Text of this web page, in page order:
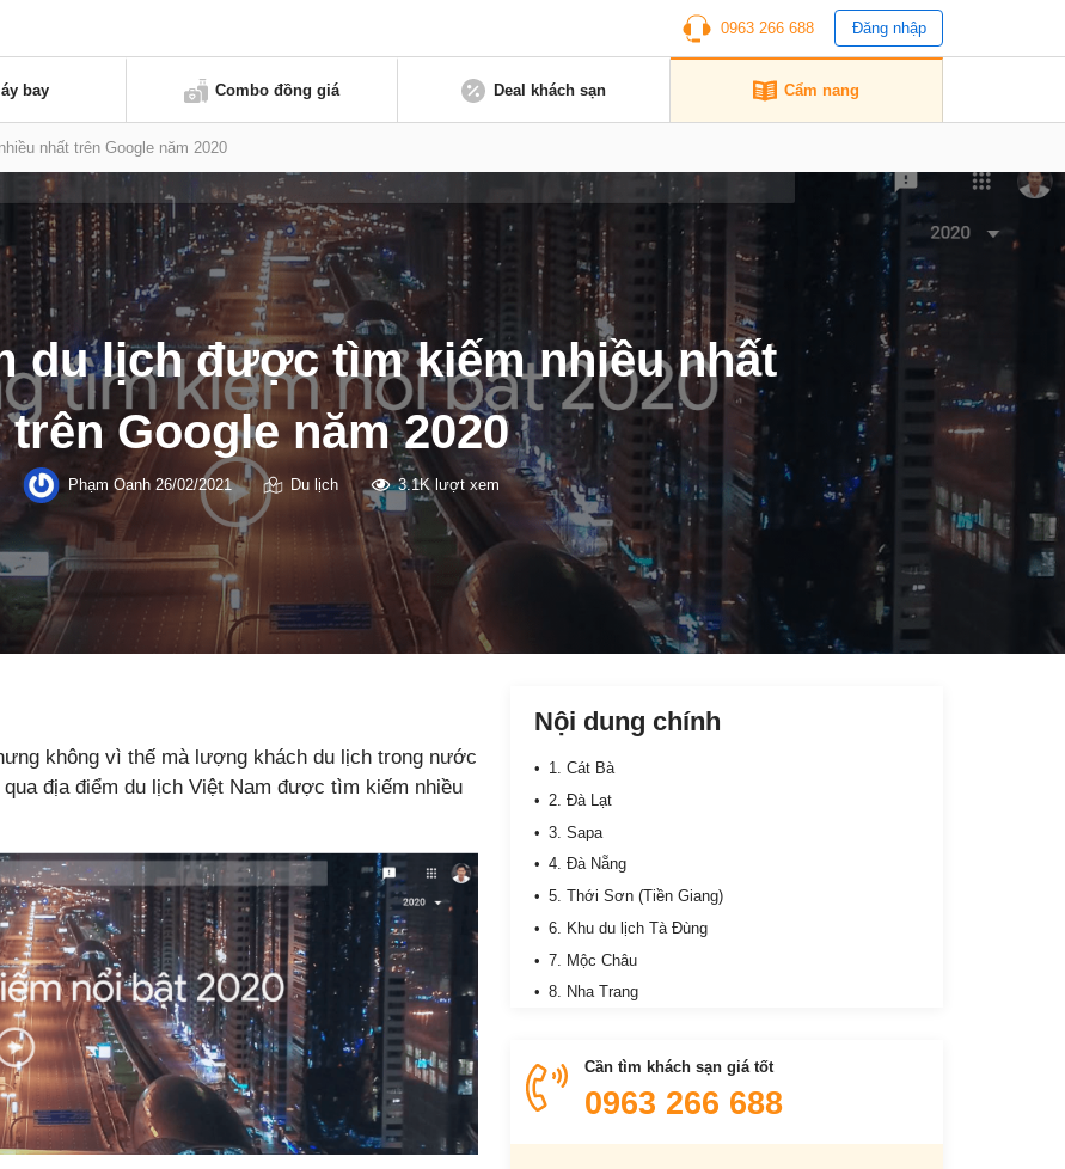
0963 266 688 Đăng nhập
bay Combo đồng giá Deal khách sạn Cẩm nang
nhất trên Google năm 2020
du lịch được tìm kiếm nhiều nhất
trên Google năm 2020
Phạm Oanh26/02/2021 Du lịch 3.1K lượt xem
không vì thế mà lượng khách du lịch trong nước
địa điểm du lịch Việt Nam được tìm kiếm nhiều
Nội dung chính
1. Cát Bà
2. Đà Lạt
3. Sapa
4. Đà Nẵng
5. Thới Sơn (Tiền Giang)
6. Khu du lịch Tà Đùng
7. Mộc Châu
8. Nha Trang
Cần tìm khách sạn giá tốt
0963 266 688